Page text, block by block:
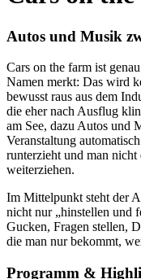
Autos und Musik
Cars on the farm ist
Namen merkt: Das wird
bewusst raus aus dem
die eher nach Ausflug
am See, dazu Autos und
Veranstaltung
runterzieht und man nicht
weiterziehen.
Im Mittelpunkt steht der
nicht nur „hinstellen und
Gucken, Fragen stellen,
die man nur bekommt,
Programm &